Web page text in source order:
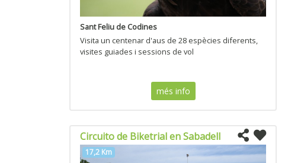
Sant Feliu de Codines
Visita un centenar d'aus de 28 espècies diferents,
visites guiades i sessions de vol
més info
Circuito de Biketrial en Sabadell
17,2 Km